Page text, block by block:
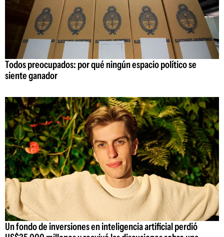
Todos preocupados: por qué ningún espacio político se
siente ganador
Un fondo de inversiones en inteligencia artificial perdió